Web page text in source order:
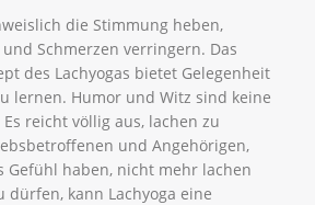
die Stimmung heben,
Schmerzen verringern. Das
des Lachyogas bietet Gelegenheit
lernen. Humor und Witz sind keine
reicht völlig aus, lachen zu
und Angehörigen,
Gefühl haben, nicht mehr lachen
dürfen, kann Lachyoga eine